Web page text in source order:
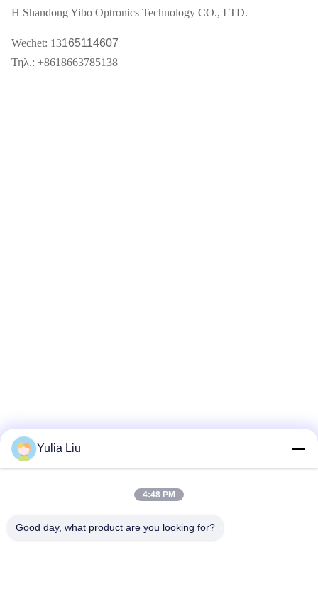
Η Shandong Yibo Optronics Technology CO., LTD.
Wechet: 13165114607
Τηλ.: +8618663785138
Yulia Liu
4:48 PM
Good day, what product are you looking for?